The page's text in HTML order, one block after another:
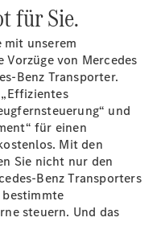
für Sie.
mit unserem
von Mercedes
Benz Transporter.
und
für einen
Mit den
Sie nicht nur den
Benz Transporters
steuern. Und das